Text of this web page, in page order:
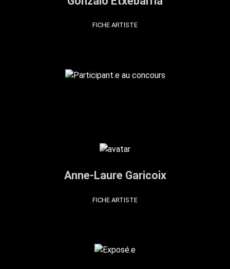
FICHE ARTISTE
Anne-Laure Garicoix
FICHE ARTISTE